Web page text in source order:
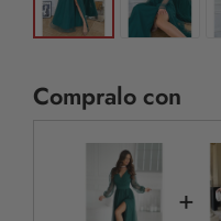
Compralo con
+